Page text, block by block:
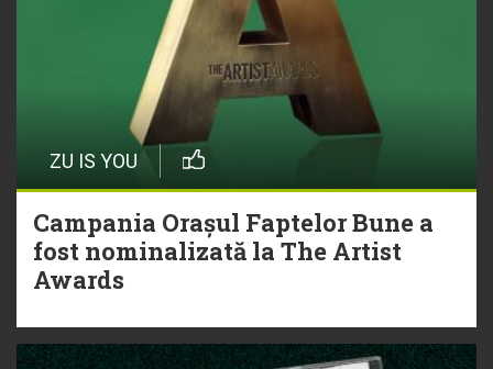
ZU IS YOU
Campania Orașul Faptelor Bune a
fost nominalizată la The Artist
Awards